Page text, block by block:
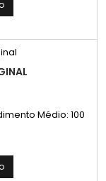
e conexão à
compatíveis
Médio: 100